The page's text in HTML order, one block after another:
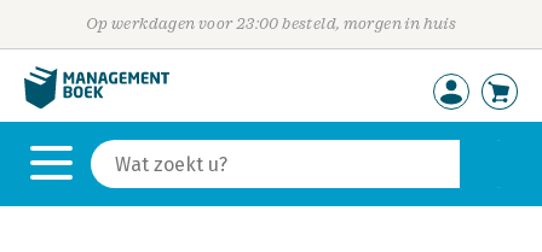
Op werkdagen voor 23:00 besteld, morgen in huis